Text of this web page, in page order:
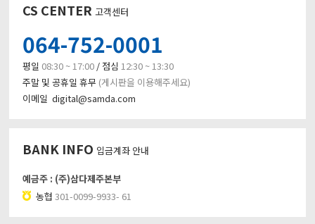
CS CENTER고객센터
064-752-0001
평일 08:30 ~ 17:00 / 점심12:30 ~ 13:30
주말 및 공휴일 휴무 (게시판을 이용해주세요)
이메일 digital@samda.com
BANK INFO 입금계좌 안내
예금주 : (주)삼다제주본부
농협 301-0099-9933- 61